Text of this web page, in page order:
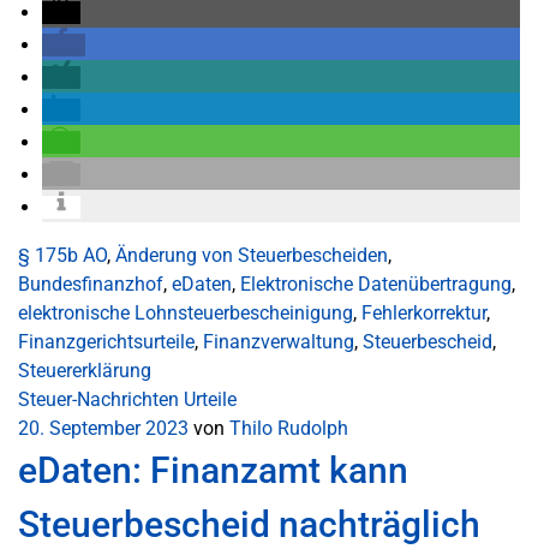
§ 175b AO, Änderung von Steuerbescheiden,
Bundesfinanzhof, eDaten, Elektronische Datenübertragung,
elektronische Lohnsteuerbescheinigung, Fehlerkorrektur,
Finanzgerichtsurteile, Finanzverwaltung, Steuerbescheid,
Steuererklärung
Steuer-Nachrichten Urteile
20. September 2023 von Thilo Rudolph
eDaten: Finanzamt kann
Steuerbescheid nachträglich